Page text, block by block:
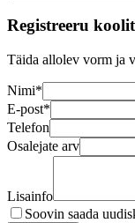
Registreeru
Täida allolev vorm ja
Nimi*
E-post*
Telefon
Osalejate arv
Lisainfo
Soovin saada